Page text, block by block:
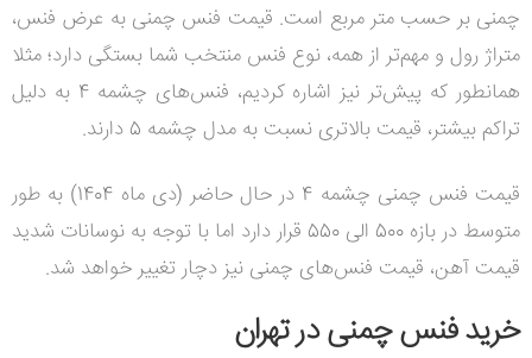
چمنی بر حسب متر مربع است. قیمت فنس چمنی به عرض فنس،
متراژ رول و مهم‌تر از همه، نوع فنس منتخب شما بستگی دارد؛ مثلا
همانطور که پیش‌تر نیز اشاره کردیم، فنس‌های چشمه 4 به دلیل
تراکم بیشتر، قیمت بالاتری نسبت به مدل چشمه 5 دارند.
قیمت فنس چمنی چشمه 4 در حال حاضر (دی ماه 1404) به طور
متوسط در بازه 500 الی 550 قرار دارد اما با توجه به نوسانات شدید
قیمت آهن، قیمت فنس‌های چمنی نیز دچار تغییر خواهد شد.
خرید فنس چمنی در تهران